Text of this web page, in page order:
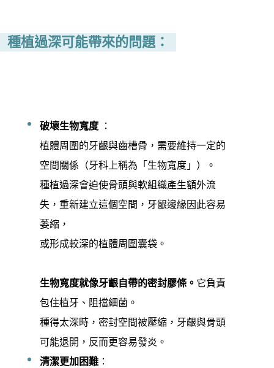
種植過深可能帶來的問題：
破壞生物寬度 ：
植體周圍的牙齦與齒槽骨，需要維持一定的
空間關係（牙科上稱為「生物寬度」）。
種植過深會迫使骨頭與軟組織產生額外流
失，重新建立這個空間，牙齦邊緣因此容易
萎縮，
或形成較深的植體周圍囊袋。
生物寬度就像牙齦自帶的密封膠條。 它負責
包住植牙、阻擋細菌。
種得太深時，密封空間被壓縮，牙齦與骨頭
可能退開，反而更容易發炎。
清潔更加困難 ：